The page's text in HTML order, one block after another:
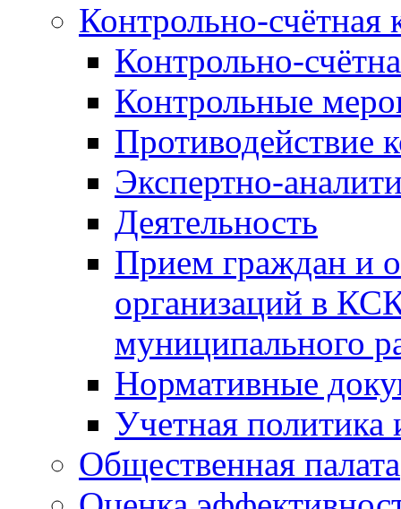
Контрольно-счётная
Контрольно-
Контрольные
Противодействие
Экспертно-
Деятельность
Прием граждан и
организаций в
муниципального
Нормативные
Учетная политика
Общественная палата